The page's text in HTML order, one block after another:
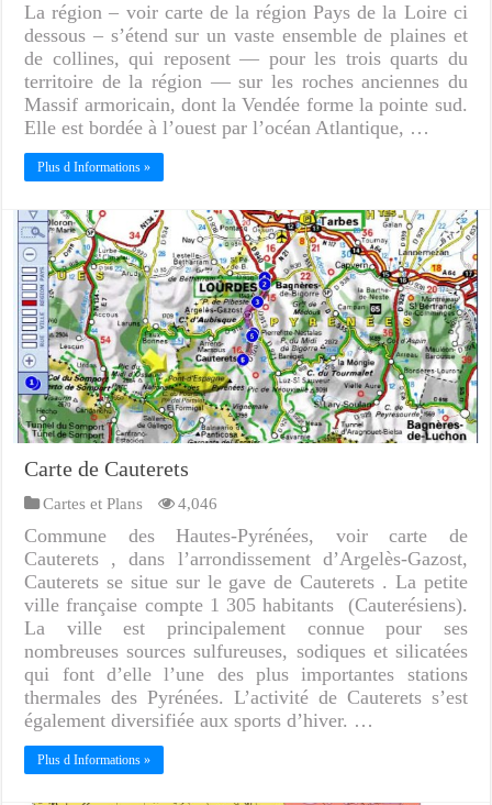
La région – voir carte de la région Pays de la Loire ci
dessous – s’étend sur un vaste ensemble de plaines et
de collines, qui reposent — pour les trois quarts du
territoire de la région — sur les roches anciennes du
Massif armoricain, dont la Vendée forme la pointe sud.
Elle est bordée à l’ouest par l’océan Atlantique, …
Plus d Informations »
Carte de Cauterets
Cartes et Plans 4,046
Commune des Hautes-Pyrénées, voir carte de
Cauterets , dans l’arrondissement d’Argelès-Gazost,
Cauterets se situe sur le gave de Cauterets . La petite
ville française compte 1 305 habitants (Cauterésiens).
La ville est principalement connue pour ses
nombreuses sources sulfureuses, sodiques et silicatées
qui font d’elle l’une des plus importantes stations
thermales des Pyrénées. L’activité de Cauterets s’est
également diversifiée aux sports d’hiver. …
Plus d Informations »